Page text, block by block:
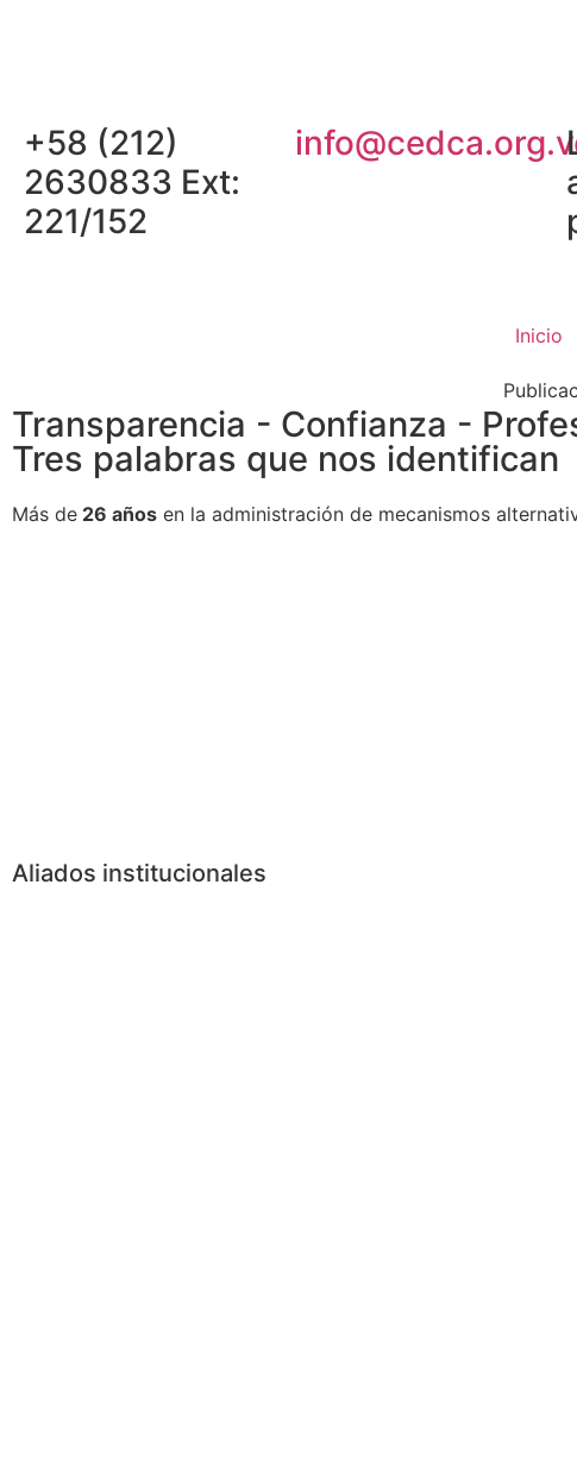
+58 (212)
2630833 Ext:
221/152
Inicio
Transparencia - Confianza -
Tres palabras que nos identifican
Más de 26 años en la administración de mecanismos
Aliados institucionales